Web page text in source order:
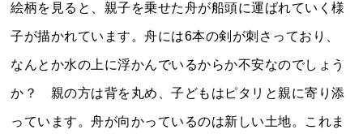
絵柄を見ると、親子を乗せた舟が船頭に運ばれていく様
子が描かれています。舟には6本の剣が刺さっており、
なんとか水の上に浮かんでいるからか不安なのでしょう
か？ 親の方は背を丸め、子どもはピタリと親に寄り添
っています。舟が向かっているのは新しい土地。これま